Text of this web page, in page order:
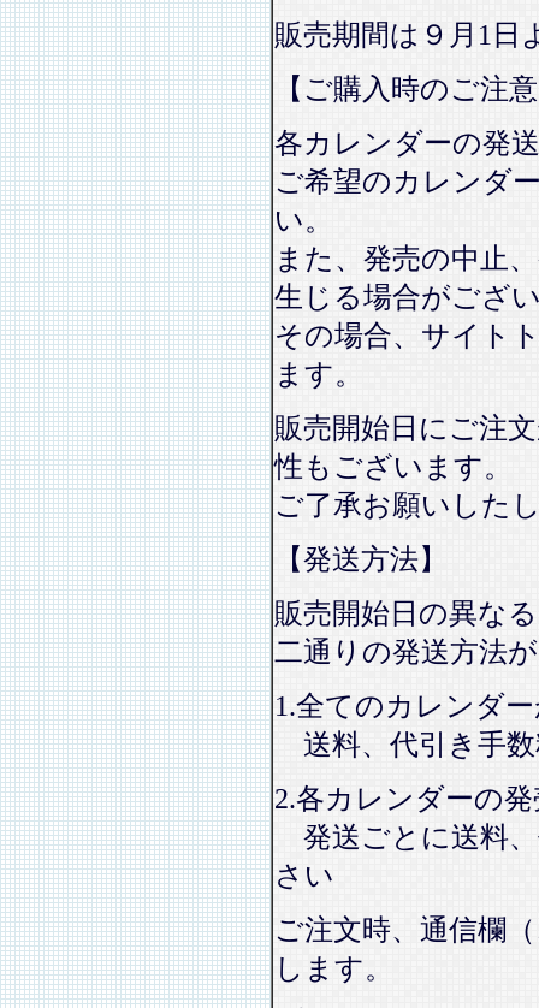
販売期間は９月1日
【ご購入時のご注
各カレンダーの発
ご希望のカレンダ
い。
また、発売の中止
生じる場合がござ
その場合、サイト
ます。
販売開始日にご注
性もございます。
ご了承お願いした
【発送方法】
販売開始日の異な
二通りの発送方法
1.全てのカレンダ
送料、代引き手
2.各カレンダーの
発送ごとに送料
さい
ご注文時、通信欄
します。